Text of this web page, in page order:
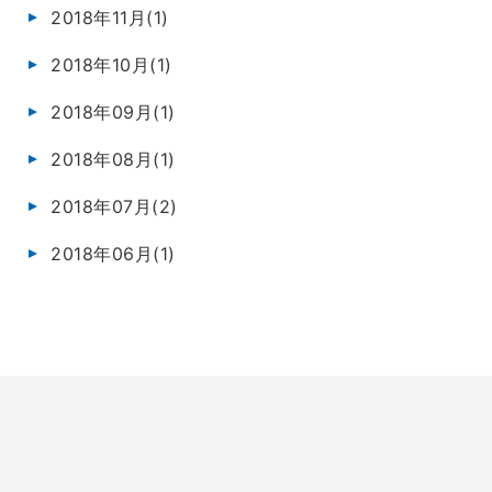
2018年11月(1)
2018年10月(1)
2018年09月(1)
2018年08月(1)
2018年07月(2)
2018年06月(1)